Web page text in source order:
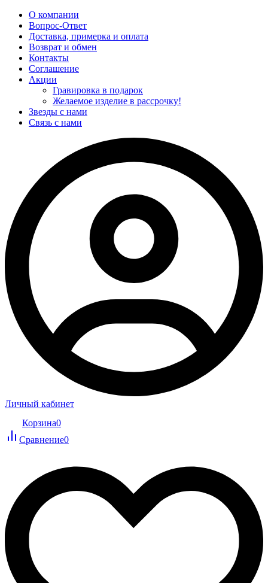
О компании
Вопрос-Ответ
Доставка, примерка и оплата
Возврат и обмен
Контакты
Соглашение
Акции
Гравировка в подарок
Желаемое изделие в рассрочку!
Звезды с нами
Связь с нами
Личный кабинет
Корзина0
Сравнение0